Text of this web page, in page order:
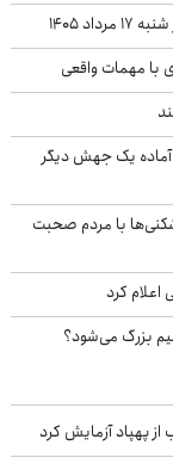
۱۴۰۵
مرداد ۱۴۰۵/ بازار سهام آماده یک جهش دیگر
با مردم صحبت
اعلام کرد
بزرگ می‌شود؟
پهپاد آزمایش کرد